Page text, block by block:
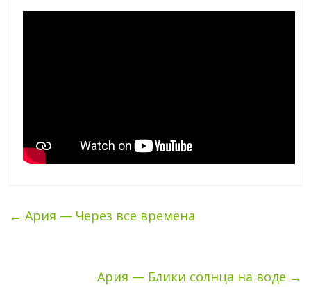
← Ария — Через все времена
Ария — Блики солнца на воде →